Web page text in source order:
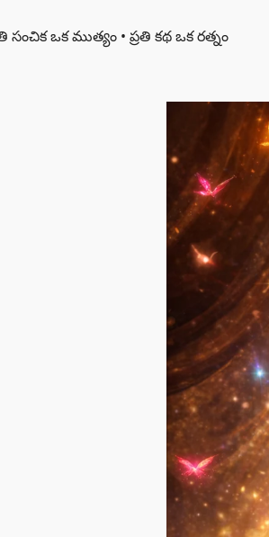
సంచిక ఒక ముత్యం • ప్రతి కథ ఒక రత్నం